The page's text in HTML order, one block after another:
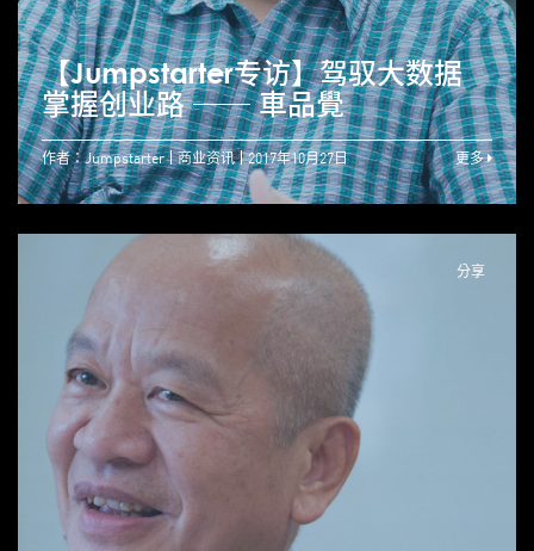
【Jumpstarter专访】驾驭大数据
掌握创业路 ── 車品覺
作者：Jumpstarter 商业资讯 2017年10月27日 更多
分享